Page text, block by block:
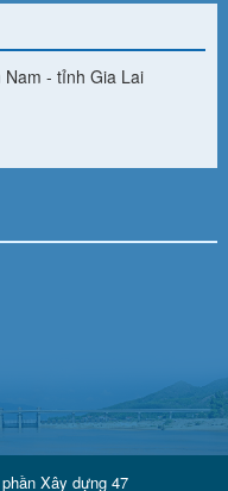
- tỉnh Gia Lai
Xây dựng 47